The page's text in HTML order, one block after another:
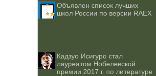
Объявлен список лучших
школ России по версии RAEX
Кадзуо Исигуро стал
лауреатом Нобелевской
премии 2017 г. по литературе